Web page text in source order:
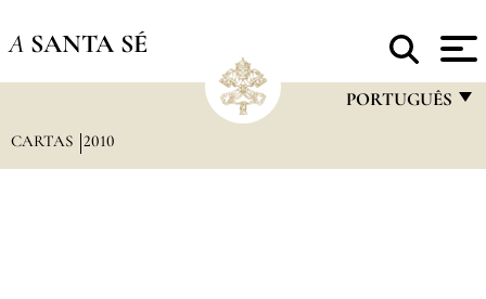
A SANTA SÉ
PORTUGUÊS
CARTAS 2010